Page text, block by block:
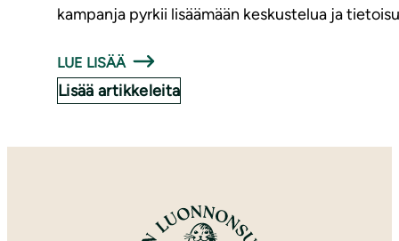
kampanja pyrkii lisäämään keskustelua ja
LUE LISÄÄ
Lisää artikkeleita